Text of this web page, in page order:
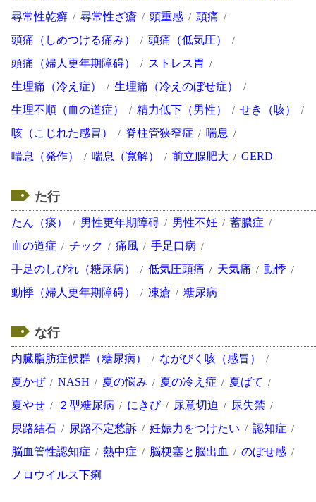
尋常性乾癬
尋常性ざ瘡 頭重感
頭痛
頭痛（しめつける痛み）
頭痛（低気圧）
頭痛（婦人更年期障碍）
ストレス胃
生理痛（冷え症）
生理痛（冷えのぼせ症）
生理不順（血の道症）
精力低下（男性）
せき（咳）
咳（こじれた感冒）
脊柱管狭窄症
喘息
喘息（発作）
喘息（寛解） 前立腺肥大 GERD
た行
たん（痰） 男性更年期障碍 男性不妊
蓄膿症
血の道症
チック 痛風
手足口病
手足のしびれ（糖尿病）
低気圧頭痛 天気痛
動悸
動悸（婦人更年期障碍）
凍瘡 糖尿病
な行
内臓脂肪症候群（糖尿病）
ながびく咳（感冒）
夏かぜ
NASH 夏の悩み 夏の冷え症
夏ばて
夏やせ
２型糖尿病 にきび 尿意切迫
尿失禁
尿路結石
尿路不定愁訴 妊娠力をつけたい
認知症
脳血管性認知症
熱中症 脳梗塞と脳出血
のぼせ感
ノロウイルス下痢